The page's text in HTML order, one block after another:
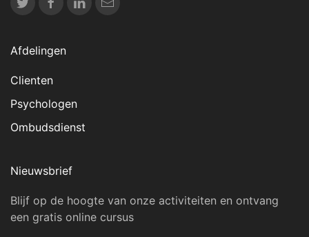
Afdelingen
Clienten
Psychologen
Ombudsdienst
Nieuwsbrief
Blijf op de hoogte van onze activiteiten en ontvang
een gratis online cursus